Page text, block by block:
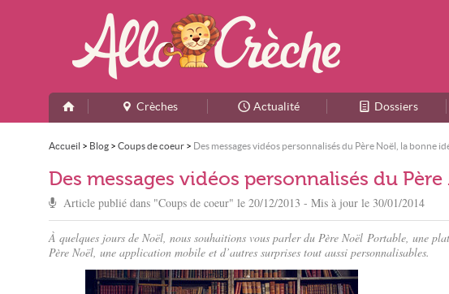
Crèches Actualité Dossiers
Accueil > Blog > Coups de coeur > Des messages vidéos personnalisés du Père Noël, la bonne
Des messages vidéos personnalisés du
Article publié dans "Coups de coeur" le 20/12/2013 - Mis à jour le 30/01/2014
À quelques jours de Noël, nous souhaitions vous parler du Père Noël Portable, une
Père Noël, une application mobile et d’autres surprises tout aussi personnalisables.